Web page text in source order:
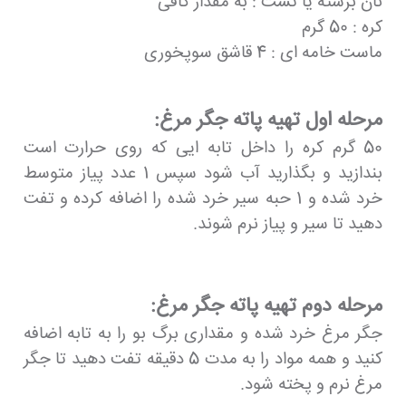
کره : 50 گرم
ماست خامه ای : 4 قاشق سوپخوری
مرحله اول تهیه پاته جگر مرغ:
50 گرم کره را داخل تابه ایی که روی حرارت است
بندازید و بگذارید آب شود سپس 1 عدد پیاز متوسط
خرد شده و 1 حبه سیر خرد شده را اضافه کرده و تفت
دهید تا سیر و پیاز نرم شوند.
مرحله دوم تهیه پاته جگر مرغ:
جگر مرغ خرد شده و مقداری برگ بو را به تابه اضافه
کنید و همه مواد را به مدت 5 دقیقه تفت دهید تا جگر
مرغ نرم و پخته شود.